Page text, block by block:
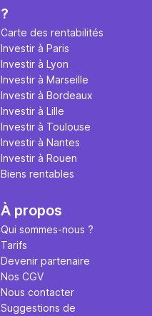
ce secret
études et
?
Carte des rentabilités
Investir à Paris
Investir à Lyon
Investir à Marseille
Investir à Bordeaux
Investir à Lille
Investir à Toulouse
Investir à Nantes
Investir à Rouen
Biens rentables
À propos
Qui sommes-nous ?
Tarifs
Devenir partenaire
Nos CGV
Nous contacter
Suggestions de